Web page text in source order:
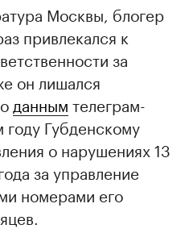
Москвы, блогер
привлекался к
за
он лишался
данным телеграм-
году Губденскому
о нарушениях 13
за управление
номерами его